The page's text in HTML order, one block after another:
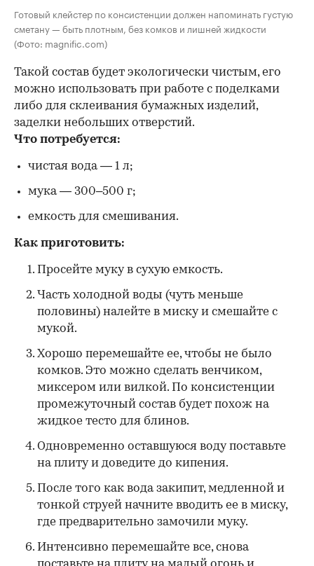
Готовый клейстер по консистенции должен напоминать густую
сметану — быть плотным, без комков и лишней жидкости
(Фото: magnific.com)
Такой состав будет экологически чистым, его
можно использовать при работе с поделками
либо для склеивания бумажных изделий,
заделки небольших отверстий.
Что потребуется:
чистая вода — 1 л;
мука — 300–500 г;
емкость для смешивания.
Как приготовить:
Просейте муку в сухую емкость.
Часть холодной воды (чуть меньше
половины) налейте в миску и смешайте с
мукой.
Хорошо перемешайте ее, чтобы не было
комков. Это можно сделать венчиком,
миксером или вилкой. По консистенции
промежуточный состав будет похож на
жидкое тесто для блинов.
Одновременно оставшуюся воду поставьте
на плиту и доведите до кипения.
После того как вода закипит, медленной и
тонкой струей начните вводить ее в миску,
где предварительно замочили муку.
Интенсивно перемешайте все, снова